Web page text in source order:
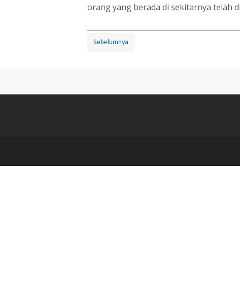
orang yang berada di sekitarnya telah
Sebelumnya